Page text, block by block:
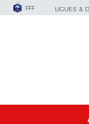
FFF LIGUES &